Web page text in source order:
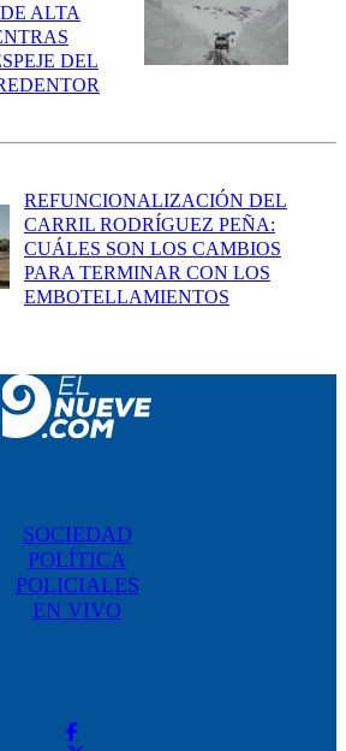
ALTA
DEL
REFUNCIONALIZACIÓN DEL
CARRIL RODRÍGUEZ PEÑA:
CUÁLES SON LOS CAMBIOS
PARA TERMINAR CON LOS
EMBOTELLAMIENTOS
SOCIEDAD
POLÍTICA
POLICIALES
EN VIVO